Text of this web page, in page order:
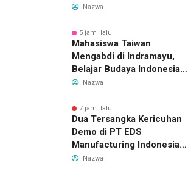
Bantuan dan Tampung
Nazwa
5 jam lalu
Mahasiswa Taiwan
Mengabdi di Indramayu,
Belajar Budaya Indonesia
dan Edukasi Pekerja
Nazwa
7 jam lalu
Dua Tersangka Kericuhan
Demo di PT EDS
Manufacturing Indonesia
Ditahan, Polda Banten
Nazwa